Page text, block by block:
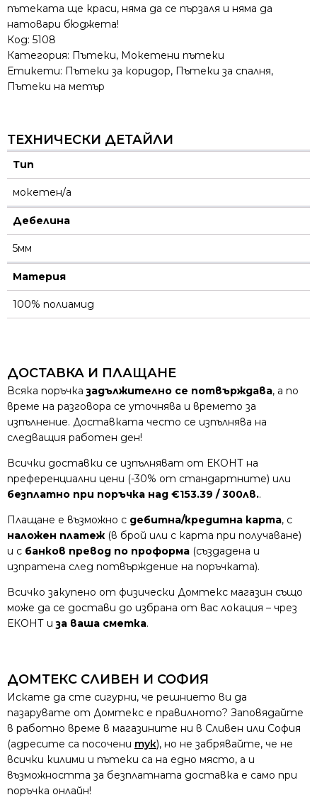
пътеката ще краси, няма да се пързаля и няма да
натовари бюджета!
Код: 5108
Категория: Пътеки, Мокетени пътеки
Етикети: Пътеки за коридор, Пътеки за спалня,
Пътеки на метър
ТЕХНИЧЕСКИ ДЕТАЙЛИ
Тип
мокетен/а
Дебелина
5мм
Материя
100% полиамид
ДОСТАВКА И ПЛАЩАНЕ
Всяка поръчказадължително се потвърждава, а по
време на разговора се уточнява и времето за
изпълнение. Доставката често се изпълнява на
следващия работен ден!
Всички доставки се изпълняват от ЕКОНТ на
преференциални цени (-30% от стандартните) или
безплатно при поръчка над €153.39 / 300лв..
Плащане е възможно с дебитна/кредитна карта, с
наложен платеж (в брой или с карта при получаване)
и с банков превод по проформа (създадена и
изпратена след потвърждение на поръчката).
Всичко закупено от физически Домтекс магазин също
може да се достави до избрана от вас локация – чрез
ЕКОНТ иза ваша сметка.
ДОМТЕКС СЛИВЕН И СОФИЯ
Искате да сте сигурни, че решнието ви да
пазарувате от Домтекс е правилното? Заповядайте
в работно време в магазините ни в Сливен или София
(адресите са посочени тук), но не забрявайте, че не
всички килими и пътеки са на едно място, а и
възможността за безплатната доставка е само при
поръчка онлайн!